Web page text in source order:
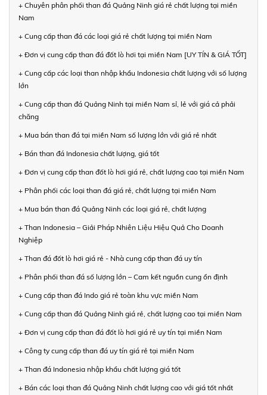
+ Chuyên phân phối than đá Quảng Ninh giá rẻ chất lượng tại miền
Nam
+ Cung cấp than đá các loại giá rẻ chất lượng tại miền Nam
+ Đơn vị cung cấp than đá đốt lò hơi tại miền Nam [UY TÍN & GIÁ TỐT]
+ Cung cấp các loại than nhập khẩu Indonesia chất lượng với số lượng
lớn
+ Cung cấp than đá Quảng Ninh tại miền Nam sỉ, lẻ với giá cả phải
chăng
+ Mua bán than đá tại miền Nam số lượng lớn với giá rẻ nhất
+ Bán than đá Indonesia chất lượng, giá tốt
+ Đơn vị cung cấp than đốt lò hơi giá rẻ, chất lượng cao tại miền Nam
+ Phân phối các loại than đá giá rẻ, chất lượng tại miền Nam
+ Mua bán than đá Quảng Ninh các loại giá rẻ, chất lượng
+ Than Indonesia – Giải Pháp Nhiên Liệu Hiệu Quả Cho Doanh
Nghiệp
+ Than đá đốt lò hơi giá rẻ - Nhà cung cấp than đá uy tín
+ Phân phối than đá số lượng lớn – Cam kết nguồn cung ổn định
+ Cung cấp than đá Indo giá rẻ toàn khu vực miền Nam
+ Cung cấp than đá Quảng Ninh giá rẻ, chất lượng cao tại miền Nam
+ Đơn vị cung cấp than đá đốt lò hơi giá rẻ uy tín tại miền Nam
+ Công ty cung cấp than đá uy tín giá rẻ tại miền Nam
+ Than đá Indonesia nhập khẩu chất lượng giá tốt
+ Bán các loại than đá Quảng Ninh chất lượng cao với giá tốt nhất